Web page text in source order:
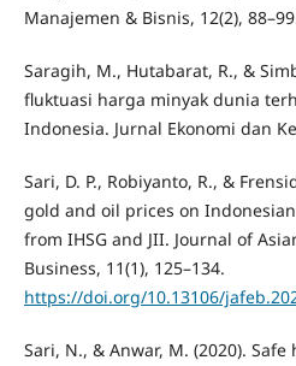
Manajemen & Bisnis, 12(2),
Saragih, M., Hutabarat, R., &
fluktuasi harga minyak dunia
Indonesia. Jurnal Ekonomi dan
Sari, D. P., Robiyanto, R., &
gold and oil prices on
from IHSG and JII. Journal of
Business, 11(1), 125–134.
https://doi.org/10.13106/
Sari, N., & Anwar, M. (2020).